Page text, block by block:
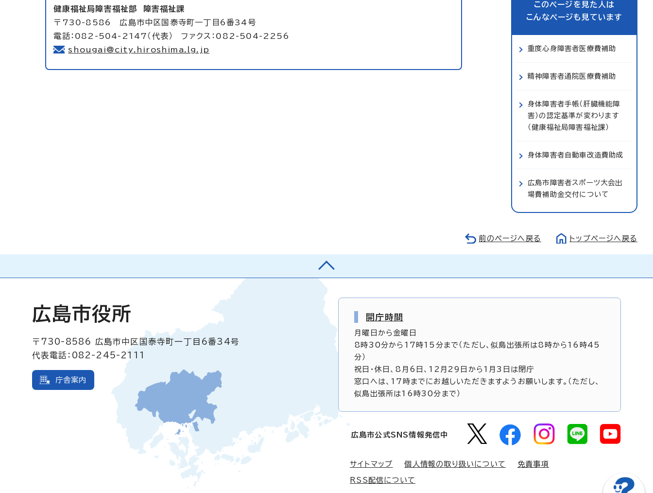
健康福祉局障害福祉部
障害福祉課
〒730-8586 広島市中区国泰寺町一丁目6番34号
電話：082-504-2147（代表） ファクス：082-504-2256
shougai@city.hiroshima.lg.jp
このページを見た人は
こんなページも見ています
重度心身障害者医療費補助
精神障害者通院医療費補助
身体障害者手帳（肝臓機能障
害）の認定基準が変わります
（健康福祉局障害福祉課）
身体障害者自動車改造費助成
広島市障害者スポーツ大会出
場費補助金交付について
前のページへ戻る トップページへ戻る
広島市役所
〒730-8586
広島市中区国泰寺町一丁目6番34号
代表電話：082-245-2111
庁舎案内
開庁時間
月曜日から金曜日
8時30分から17時15分まで（ただし、似島出張所は8時から16時45
分）
祝日・休日、8月6日、12月29日から1月3日は閉庁
窓口へは、17時までにお越しいただきますようお願いします。（ただし、
似島出張所は16時30分まで）
広島市公式SNS情報発信中
サイトマップ 個人情報の取り扱いについて 免責事項
RSS配信について